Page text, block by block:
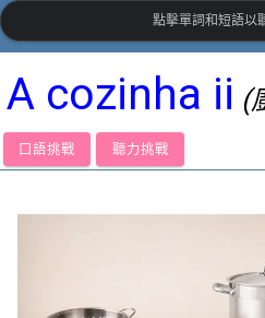
LanguageGuide.org•葡萄牙
A cozinha ii (
口語挑戰 聽力挑戰
點擊單詞和短語以